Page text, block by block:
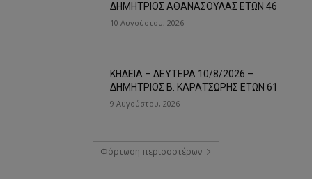
ΔΗΜΗΤΡΙΟΣ ΑΘΑΝΑΣΟΥΛΑΣ ΕΤΩΝ 46
10 Αυγούστου, 2026
ΚΗΔΕΙΑ – ΔΕΥΤΕΡΑ 10/8/2026 –
ΔΗΜΗΤΡΙΟΣ Β. ΚΑΡΑΤΣΩΡΗΣ ΕΤΩΝ 61
9 Αυγούστου, 2026
Φόρτωση περισσοτέρων